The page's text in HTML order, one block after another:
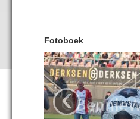
Fotoboek
‹